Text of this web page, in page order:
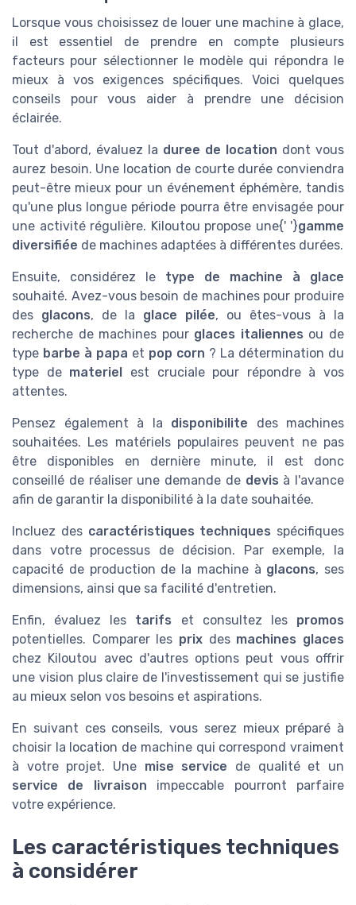
Lorsque vous choisissez de louer une machine à glace,
il est essentiel de prendre en compte plusieurs
facteurs pour sélectionner le modèle qui répondra le
mieux à vos exigences spécifiques. Voici quelques
conseils pour vous aider à prendre une décision
éclairée.
Tout d'abord, évaluez la duree de location dont vous
aurez besoin. Une location de courte durée conviendra
peut-être mieux pour un événement éphémère, tandis
qu'une plus longue période pourra être envisagée pour
une activité régulière. Kiloutou propose une{' '}gamme
diversifiée de machines adaptées à différentes durées.
Ensuite, considérez le type de machine à glace
souhaité. Avez-vous besoin de machines pour produire
des glacons, de la glace pilée, ou êtes-vous à la
recherche de machines pour glaces italiennes ou de
type barbe à papa et pop corn ? La détermination du
type de materiel est cruciale pour répondre à vos
attentes.
Pensez également à la disponibilite des machines
souhaitées. Les matériels populaires peuvent ne pas
être disponibles en dernière minute, il est donc
conseillé de réaliser une demande de devis à l'avance
afin de garantir la disponibilité à la date souhaitée.
Incluez des caractéristiques techniques spécifiques
dans votre processus de décision. Par exemple, la
capacité de production de la machine à glacons, ses
dimensions, ainsi que sa facilité d'entretien.
Enfin, évaluez les tarifs et consultez les promos
potentielles. Comparer les prix des machines glaces
chez Kiloutou avec d'autres options peut vous offrir
une vision plus claire de l'investissement qui se justifie
au mieux selon vos besoins et aspirations.
En suivant ces conseils, vous serez mieux préparé à
choisir la location de machine qui correspond vraiment
à votre projet. Une mise service de qualité et un
service de livraison impeccable pourront parfaire
votre expérience.
Les caractéristiques techniques
à considérer